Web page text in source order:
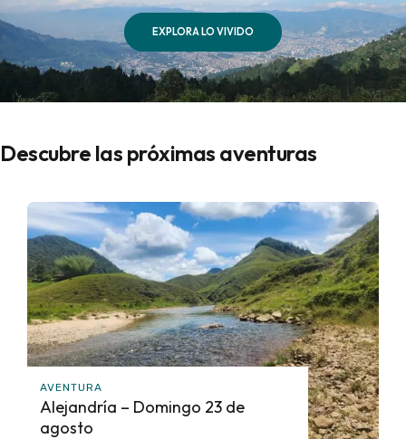
EXPLORA LO VIVIDO
Descubre las próximas aventuras
AVENTURA
Alejandría – Domingo 23 de
agosto